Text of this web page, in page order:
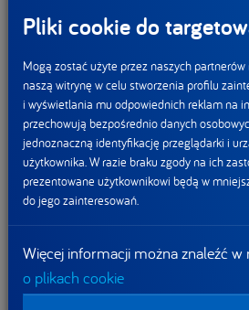
a tym samym dostępności
konsumentów. Dzięki podjętym
umocniliśmy nasze partnerskie
i kontrahentami. Zaś nasi
spokojnie wypełniać swoje
w sobie siłę i chęć do tego, by
o nasze zdrowie na co dzień.To oni
#RazemSilniejsi zaistniała na
Dobierali się z innymi pracownikami,
medycznych, tworząc niezwykłe
spółki DANONE zareagowały w
Pliki cookie do
Mogą zostać użyte przez naszych
naszą witrynę w celu stworzenia profilu
i wyświetlania mu odpowiednich reklam na
przechowują bezpośrednio danych
jednoznaczną identyfikację przeglądarki i
użytkownika. W razie braku zgody na ich
prezentowane użytkownikowi będą w
do jego zainteresowań.
Więcej informacji można znaleźć w
o plikach cookie